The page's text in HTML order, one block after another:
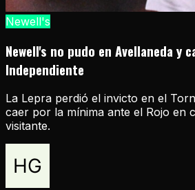
Newell's
Newell's no pudo en Avellaneda y
Independiente
La Lepra perdió el invicto en el
caer por la mínima ante el Rojo en
visitante.